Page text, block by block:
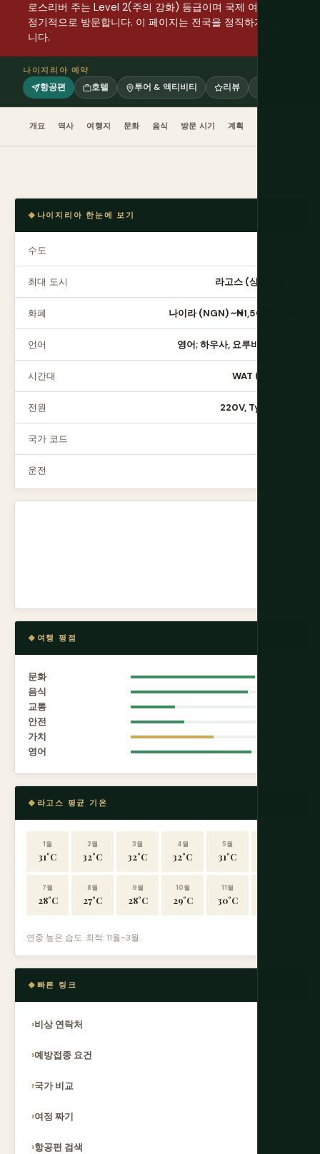
로스리버 주는 Level 2(주의 강화) 등급이며 국제 여행객이
정기적으로 방문합니다. 이 페이지는 전국을 정직하게 다룹
니다.
나이지리아 예약
항공편 호텔 투어 & 액티비티 리뷰
개요 역사 여행지 문화 음식 방문 시기 계획
나이지리아 한눈에 보기
수도
최대 도시 라고스 (상업 허브)
화폐 나이라 (NGN) ~₦1,500/USD
언어 영어; 하우사, 요루바, 이그보
시간대 WAT (UTC+1)
전원 220V, Type D/G
국가 코드
운전
여행 평점
문화
음식
교통
안전
가치
영어
라고스 평균 기온
1월
31°C
2월
32°C
3월
32°C
4월
32°C
5월
31°C
7월
28°C
8월
27°C
9월
28°C
10월
29°C
11월
30°C
연중 높은 습도. 최적: 11월~3월.
빠른 링크
비상 연락처
예방접종 요건
국가 비교
여정 짜기
항공편 검색